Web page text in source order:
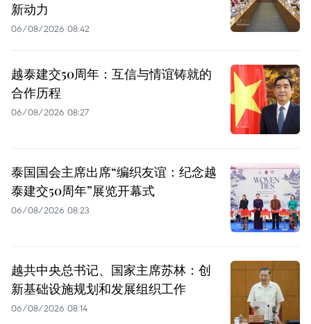
新动力
06/08/2026 08:42
越泰建交50周年：互信与情谊铸就的
合作历程
06/08/2026 08:27
泰国国会主席出席“编织友谊：纪念越
泰建交50周年”展览开幕式
06/08/2026 08:23
越共中央总书记、国家主席苏林：创
新基础设施规划和发展组织工作
06/08/2026 08:14